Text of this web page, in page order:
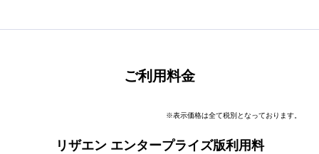
ご利用料金
※表示価格は全て税別となっております。
リザエン エンタープライズ版利用料